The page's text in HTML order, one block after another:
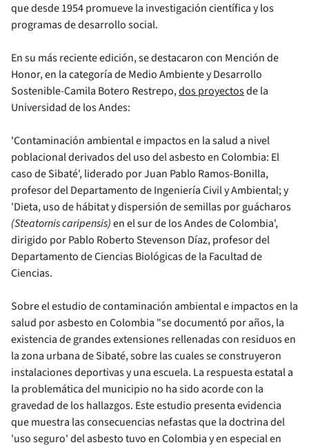
que desde 1954 promueve la investigación científica y los
programas de desarrollo social.
En su más reciente edición, se destacaron con Mención de
Honor, en la categoría de Medio Ambiente y Desarrollo
Sostenible-Camila Botero Restrepo,dos proyectosde la
Universidad de los Andes:
'Contaminación ambiental e impactos en la salud a nivel
poblacional derivados del uso del asbesto en Colombia: El
caso de Sibaté', liderado por Juan Pablo Ramos-Bonilla,
profesor del Departamento de Ingeniería Civil y Ambiental; y
'Dieta, uso de hábitat y dispersión de semillas por guácharos
(Steatornis caripensis)en el sur de los Andes de Colombia',
dirigido por Pablo Roberto Stevenson Díaz, profesor del
Departamento de Ciencias Biológicas de la Facultad de
Ciencias.
Sobre el estudio de contaminación ambiental e impactos en la
salud por asbesto en Colombia "se documentó por años, la
existencia de grandes extensiones rellenadas con residuos en
la zona urbana de Sibaté, sobre las cuales se construyeron
instalaciones deportivas y una escuela. La respuesta estatal a
la problemática del municipio no ha sido acorde con la
gravedad de los hallazgos. Este estudio presenta evidencia
que muestra las consecuencias nefastas que la doctrina del
'uso seguro' del asbesto tuvo en Colombia y en especial en